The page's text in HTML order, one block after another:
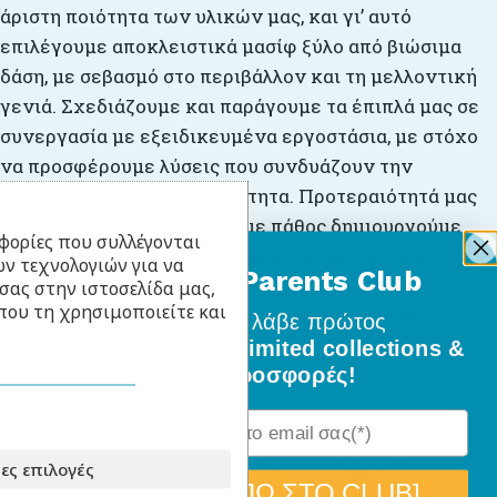
άριστη ποιότητα των υλικών μας, και γι’ αυτό
επιλέγουμε αποκλειστικά μασίφ ξύλο από βιώσιμα
δάση, με σεβασμό στο περιβάλλον και τη μελλοντική
γενιά. Σχεδιάζουμε και παράγουμε τα έπιπλά μας σε
συνεργασία με εξειδικευμένα εργοστάσια, με στόχο
να προσφέρουμε λύσεις που συνδυάζουν την
αισθητική με την πρακτικότητα. Προτεραιότητά μας
είναι πάντα ο πελάτης και με πάθος δημιουργούμε
λειτουργικά και καλοσχεδιασμένα έπιπλα, ικανά να
καλύψουν κάθε ανάγκη της σύγχρονης οικογένειας.
Επενδύουμε σε ποιότητα και αντοχή, ώστε τα
προϊόντα μας να συνοδεύουν το παιδί σας για πάρα,
που συλλέγονται
τεχνολογιών για να
στην ιστοσελίδα μας,
τη χρησιμοποιείτε και
επιλογές
BabyLlama Parents Club
Γίνε μέλοςκαι λάβε πρώτος
όλα τα νέα σχέδια, limited collections &
ειδικές προσφορές!